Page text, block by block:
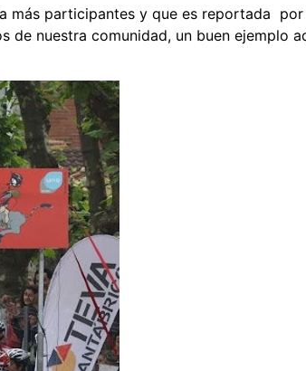
más participantes y que es reportada
nuestra comunidad, un buen ejemplo